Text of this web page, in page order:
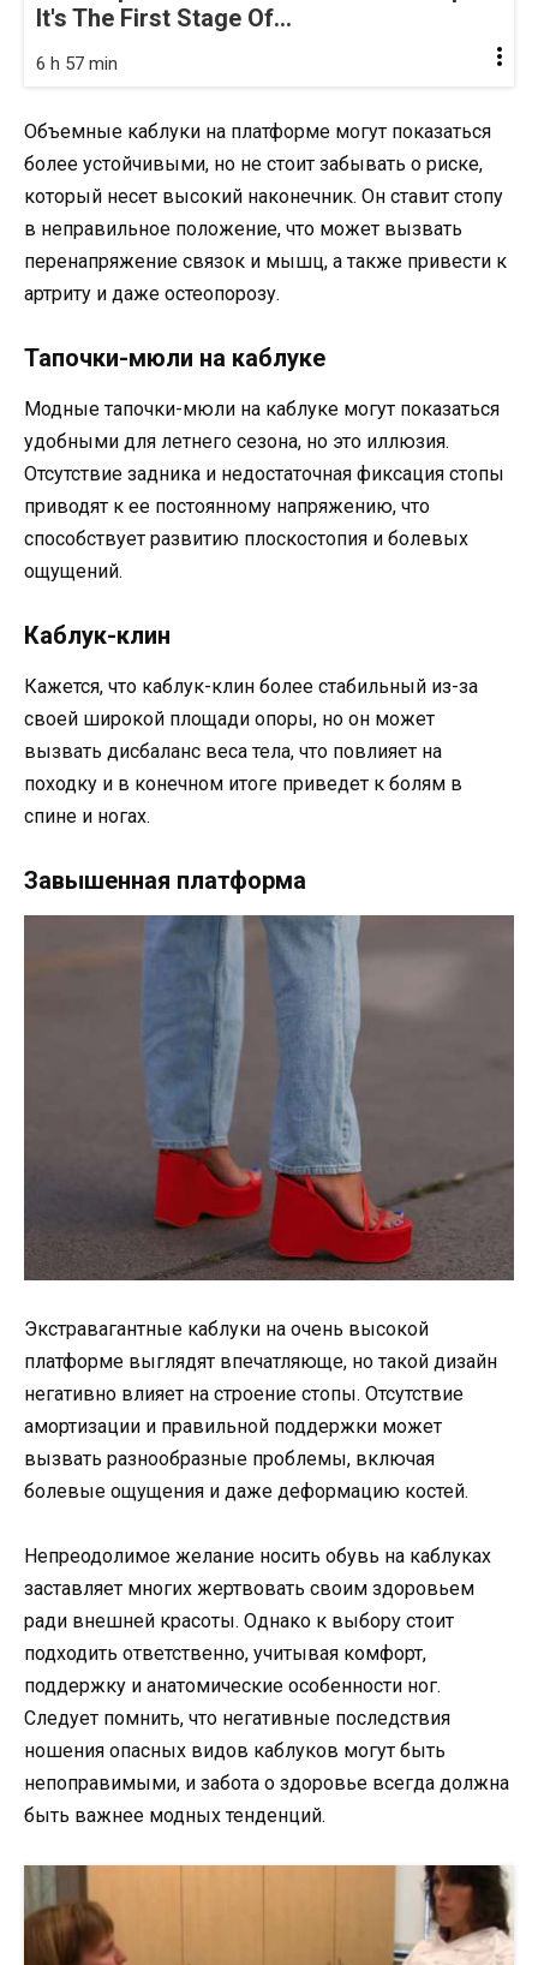
It's The First Stage Of...
6 h 57 min
Объемные каблуки на платформе могут показаться
более устойчивыми, но не стоит забывать о риске,
который несет высокий наконечник. Он ставит стопу
в неправильное положение, что может вызвать
перенапряжение связок и мышц, а также привести к
артриту и даже остеопорозу.
Тапочки-мюли на каблуке
Модные тапочки-мюли на каблуке могут показаться
удобными для летнего сезона, но это иллюзия.
Отсутствие задника и недостаточная фиксация стопы
приводят к ее постоянному напряжению, что
способствует развитию плоскостопия и болевых
ощущений.
Каблук-клин
Кажется, что каблук-клин более стабильный из-за
своей широкой площади опоры, но он может
вызвать дисбаланс веса тела, что повлияет на
походку и в конечном итоге приведет к болям в
спине и ногах.
Завышенная платформа
Экстравагантные каблуки на очень высокой
платформе выглядят впечатляюще, но такой дизайн
негативно влияет на строение стопы. Отсутствие
амортизации и правильной поддержки может
вызвать разнообразные проблемы, включая
болевые ощущения и даже деформацию костей.
Непреодолимое желание носить обувь на каблуках
заставляет многих жертвовать своим здоровьем
ради внешней красоты. Однако к выбору стоит
подходить ответственно, учитывая комфорт,
поддержку и анатомические особенности ног.
Следует помнить, что негативные последствия
ношения опасных видов каблуков могут быть
непоправимыми, и забота о здоровье всегда должна
быть важнее модных тенденций.